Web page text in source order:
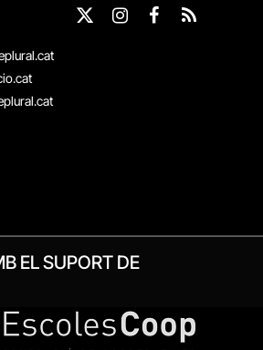
X
Instagram
Facebook
RSS
EL SUPORT DE